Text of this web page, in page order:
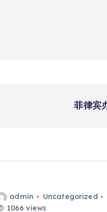
菲律宾
admin Uncategorized
1066 views